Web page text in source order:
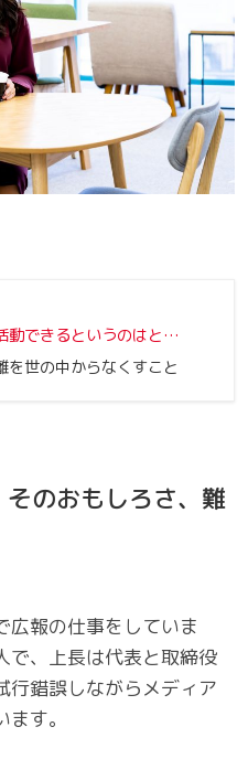
トップと二人三脚で広報活動できるというのはとても貴重な経験
を世の中からなくすこと
のおもしろさ、難
広報の仕事をしていま
で、上長は代表と取締役
行錯誤しながらメディア
す。